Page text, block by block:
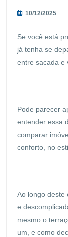
10/12/2025
Se você está
já tenha se
entre sacada e
Pode parecer
entender essa
comparar
conforto, no
Ao longo deste
e
mesmo o
um, e como